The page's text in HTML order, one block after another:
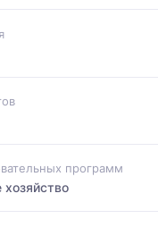
программ